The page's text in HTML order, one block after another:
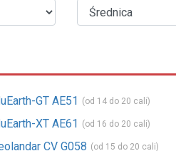
GT AE51 (od 14 do 20 cali)
XT AE61 (od 16 do 20 cali)
CV G058 (od 15 do 20 cali)